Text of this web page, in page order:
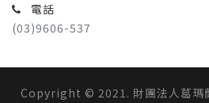
電話
(03)9606-537
Copyright © 2021. 財團法人葛瑪